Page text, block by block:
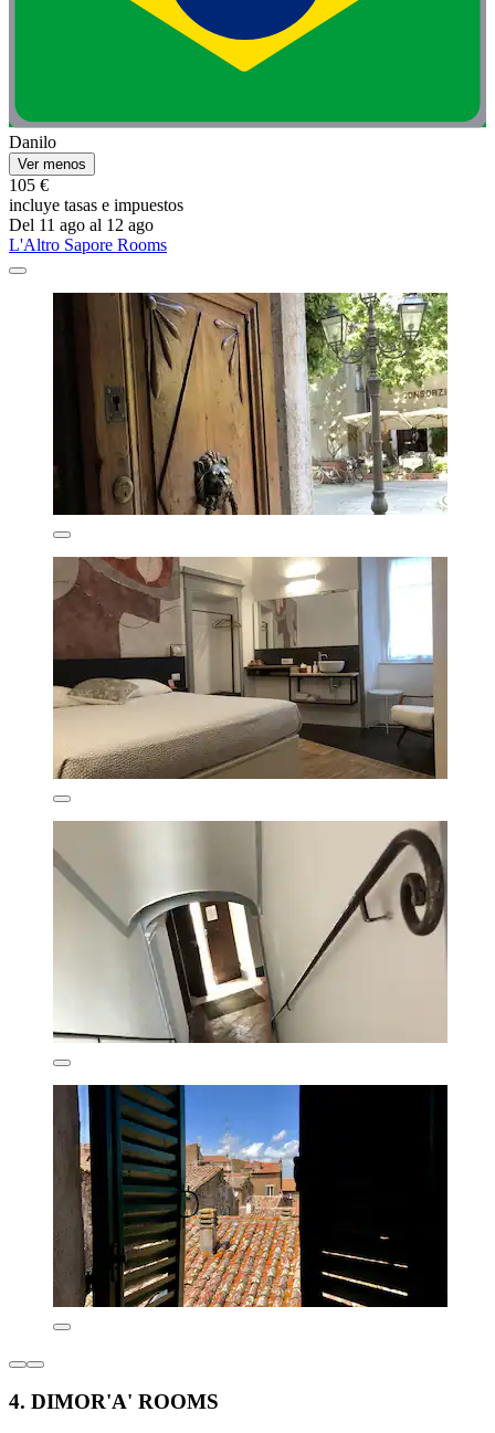
Danilo
Ver menos
105 €
incluye tasas e impuestos
Del 11 ago al 12 ago
L'Altro Sapore Rooms
4. DIMOR'A' ROOMS